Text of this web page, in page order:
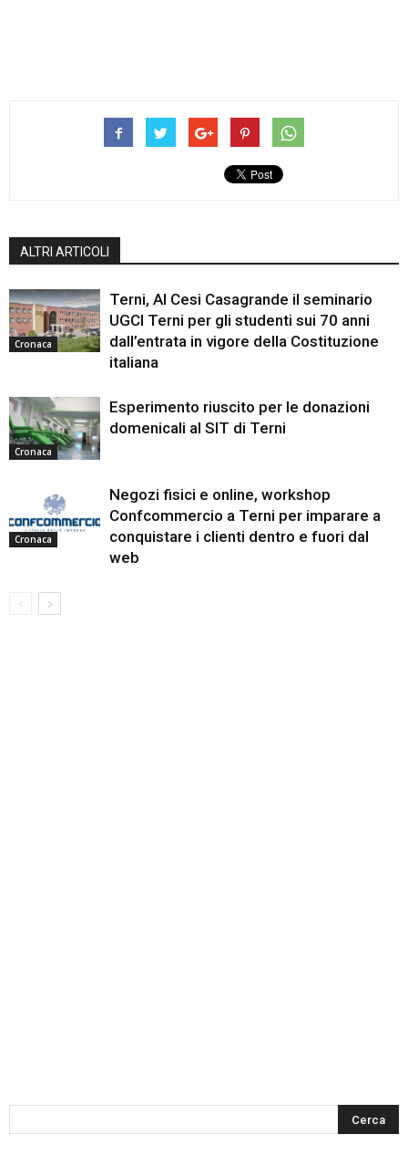
ALTRI ARTICOLI
Cronaca
Terni, Al Cesi Casagrande il seminario
UGCI Terni per gli studenti sui 70 anni
dall’entrata in vigore della Costituzione
italiana
Cronaca
Esperimento riuscito per le donazioni
domenicali al SIT di Terni
Cronaca
Negozi fisici e online, workshop
Confcommercio a Terni per imparare a
conquistare i clienti dentro e fuori dal
web